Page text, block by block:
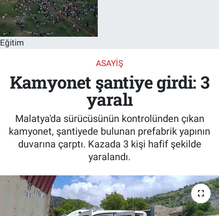
Eğitim
ASAYIŞ
Kamyonet şantiye girdi: 3
yaralı
Malatya'da sürücüsünün kontrolünden çıkan
kamyonet, şantiyede bulunan prefabrik yapının
duvarına çarptı. Kazada 3 kişi hafif şekilde
yaralandı.